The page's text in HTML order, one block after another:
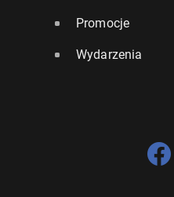
Promocje
Wydarzenia